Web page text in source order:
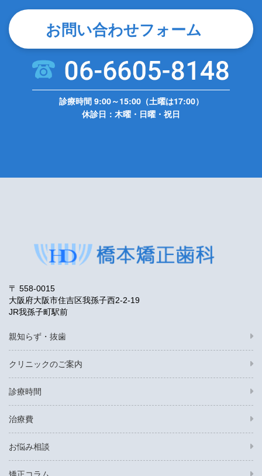
お問い合わせフォーム
診療時間 9:00～15:00（土曜は17:00）
休診日：木曜・日曜・祝日
〒 558-0015
大阪府大阪市住吉区我孫子西2-2-19
JR我孫子町駅前
親知らず・抜歯
クリニックのご案内
診療時間
治療費
お悩み相談
矯正コラム